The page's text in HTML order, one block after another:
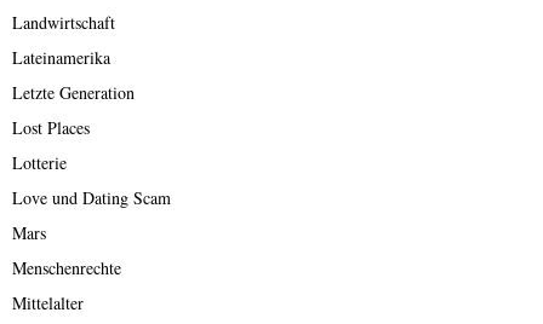
Landwirtschaft
Lateinamerika
Letzte Generation
Lost Places
Lotterie
Love und Dating Scam
Mars
Menschenrechte
Mittelalter